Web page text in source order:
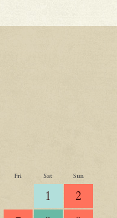
Fri Sat Sun
1
2